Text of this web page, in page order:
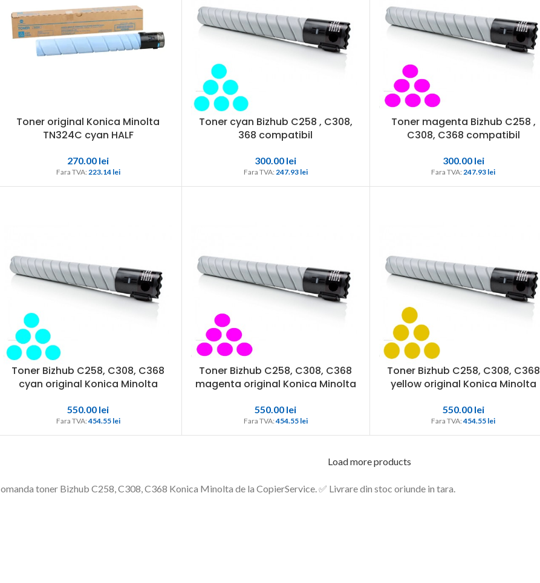
Toner original Konica Minolta
TN324C cyan HALF
270.00 lei
Fara TVA: 223.14 lei
Toner cyan Bizhub C258 , C308,
368 compatibil
300.00 lei
Fara TVA: 247.93 lei
Toner magenta Bizhub C258 ,
C308, C368 compatibil
300.00 lei
Fara TVA: 247.93 lei
Toner Bizhub C258, C308, C368
cyan original Konica Minolta
550.00 lei
Fara TVA: 454.55 lei
Toner Bizhub C258, C308, C368
magenta original Konica Minolta
550.00 lei
Fara TVA: 454.55 lei
Toner Bizhub C258, C308, C368
yellow original Konica Minolta
550.00 lei
Fara TVA: 454.55 lei
Load more products
toner Bizhub C258, C308, C368 Konica Minolta de la CopierService. ✅ Livrare din stoc oriunde in tara.